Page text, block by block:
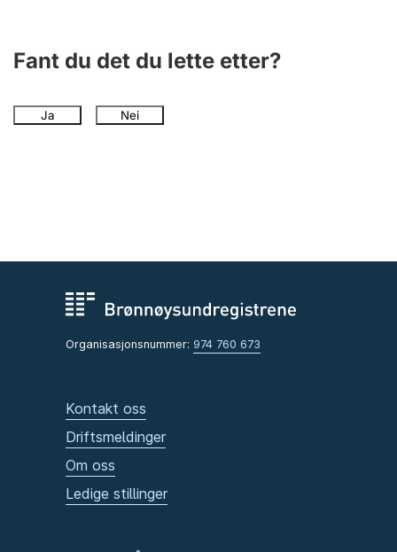
Fant du det du lette etter?
Ja Nei
Organisasjonsnummer: 974 760 673
Kontakt oss
Driftsmeldinger
Om oss
Ledige stillinger